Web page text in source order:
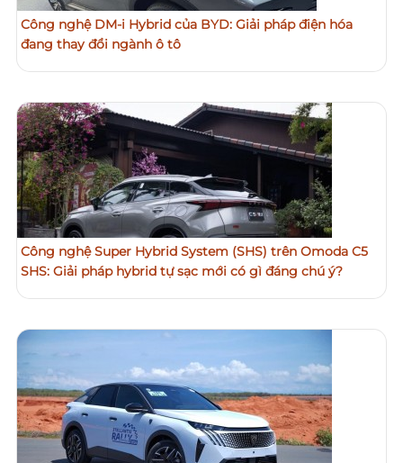
Công nghệ DM-i Hybrid của BYD: Giải pháp điện hóa
đang thay đổi ngành ô tô
Công nghệ Super Hybrid System (SHS) trên Omoda C5
SHS: Giải pháp hybrid tự sạc mới có gì đáng chú ý?